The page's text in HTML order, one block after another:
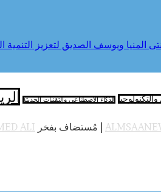
ويوسف الصديق لتعزيز التنمية
والتكنولوجيا الذكاء الاصطناعي والتقنيات الحديثة
| مُستضاف بفخر ALI